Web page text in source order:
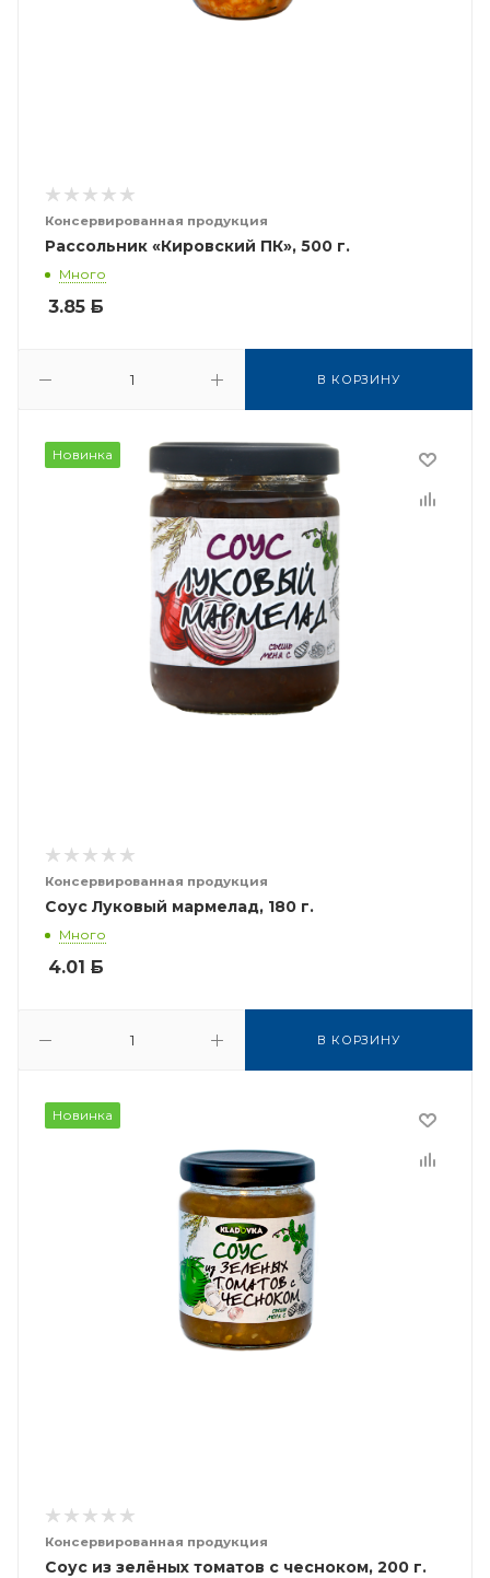
Консервированная продукция
Рассольник «Кировский ПК», 500 г.
Много
3.85 Б
В КОРЗИНУ
Новинка
Консервированная продукция
Соус Луковый мармелад, 180 г.
Много
4.01 Б
В КОРЗИНУ
Новинка
Консервированная продукция
Соус из зелёных томатов с чесноком, 200 г.